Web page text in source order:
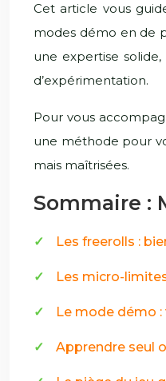
Cet article vous
modes démo en de
une expertise
d’expérimentation.
Pour vous
une méthode pour
mais maîtrisées.
Sommaire :
Les freerolls :
Les micro-
Le mode démo
Apprendre seul